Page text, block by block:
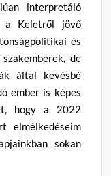
interpretáló
a Keletről jövő
és
de
által kevésbé
ember is képes
hogy a 2022
elmélkedéseim
sokan